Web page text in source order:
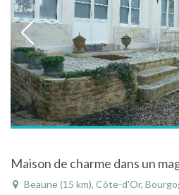
Beaune (15 km), Côte-d'Or, Bourgogne,